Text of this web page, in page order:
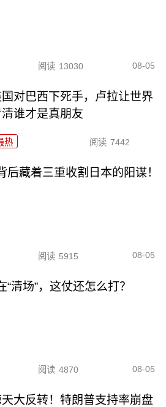
阅读 13030 08-05
国对巴西下死手，卢拉让世界
谁才是真朋友
热 阅读 7442
后藏着三重收割日本的阳谋！
阅读 5915 08-05
清场”，这仗还怎么打？
阅读 4870 08-05
大反转！特朗普支持率崩盘